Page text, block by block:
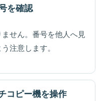
を確認
せん。番号を他人へ見
注意します。
コピー機を操作